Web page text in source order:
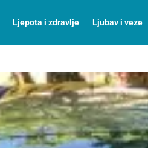
Ljepota i zdravlje Ljubav i veze